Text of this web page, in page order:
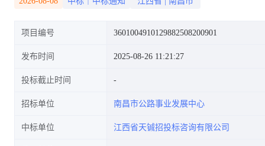
项目编号 3601004910129882508200901
发布时间 2025-08-26 11:21:27
投标截止时间
招标单位 南昌市公路事业发展中心
中标单位 江西省天铖招投标咨询有限公司